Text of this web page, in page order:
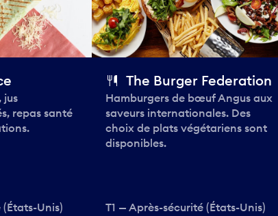
jus
repas santé
Unis)
The Burger Federation
Hamburgers de bœuf Angus aux
saveurs internationales. Des
choix de plats végétariens sont
disponibles.
T1 — Après-sécurité (États-Unis)